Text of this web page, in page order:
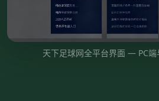
天下足球网全平台界面 — PC